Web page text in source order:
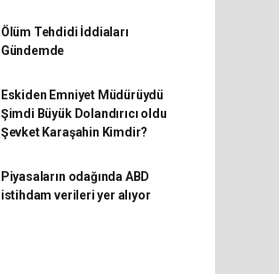
Ölüm Tehdidi İddiaları
Gündemde
Eskiden Emniyet Müdürüydü
Şimdi Büyük Dolandırıcı oldu
Şevket Karaşahin Kimdir?
Piyasaların odağında ABD
istihdam verileri yer alıyor